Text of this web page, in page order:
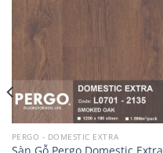
Add to
wishlist
PERGO - DOMESTIC EXTRA
Sàn Gỗ Pergo Domestic Extra